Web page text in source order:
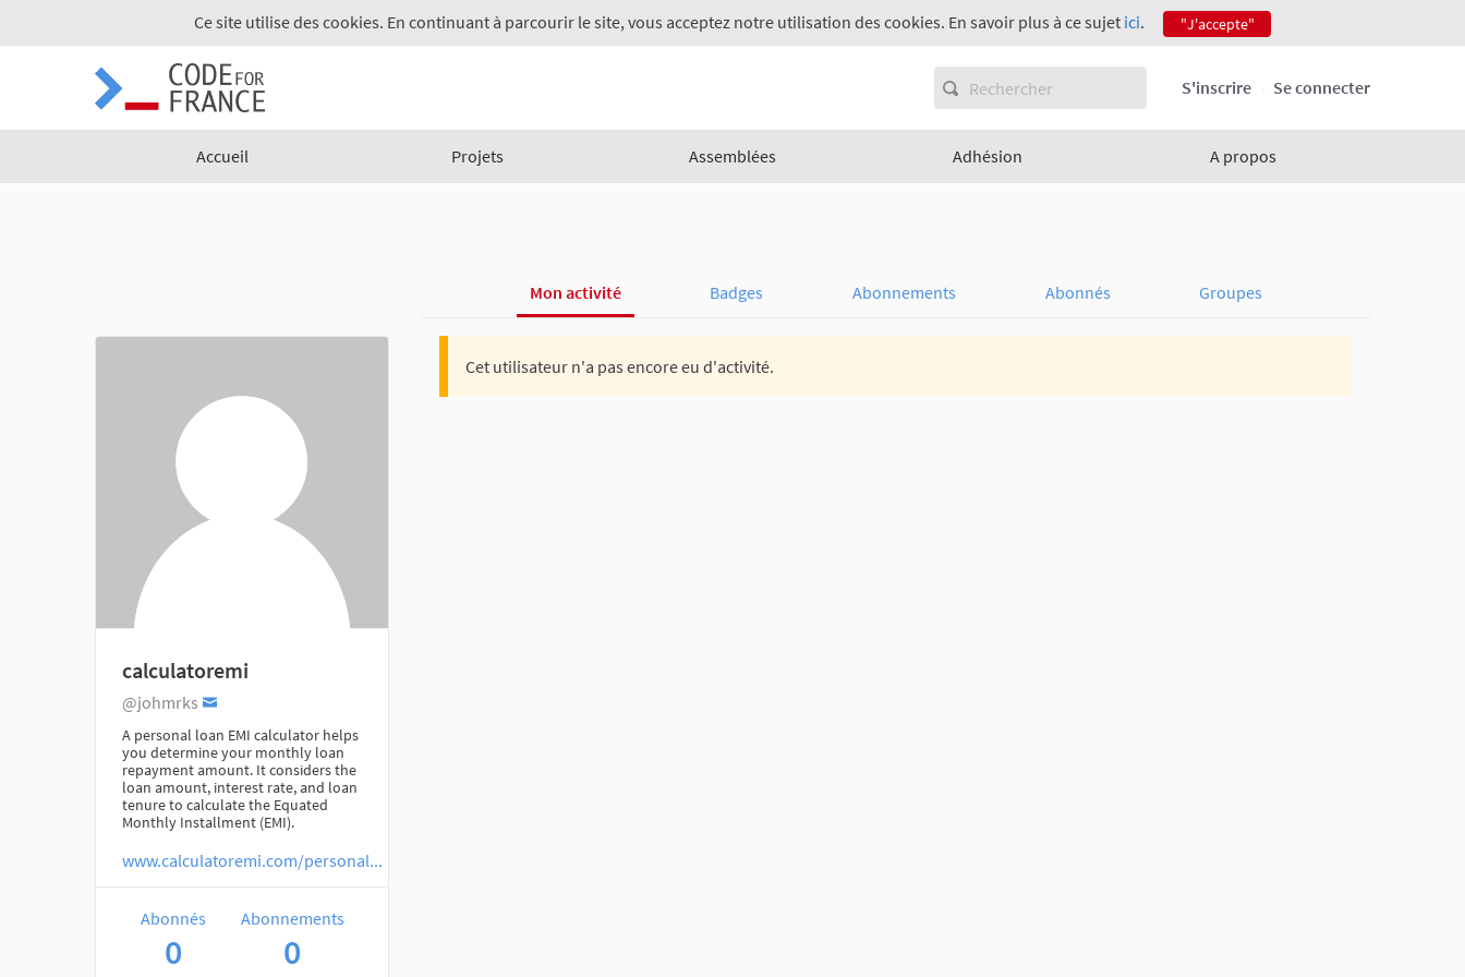
Ce site utilise des cookies. En continuant à parcourir le site, vous acceptez notre utilisation des cookies. En savoir plus à ce sujet ici. "J'accepte"
S'inscrire Se connecter
Accueil Projets Assemblées Adhésion A propos
Mon activité Badges Abonnements Abonnés Groupes
calculatoremi
@johmrks
A personal loan EMI calculator helps
you determine your monthly loan
repayment amount. It considers the
loan amount, interest rate, and loan
tenure to calculate the Equated
Monthly Installment (EMI).
www.calculatoremi.com/personal...
Abonnés
0
Abonnements
0
Cet utilisateur n'a pas encore eu d'activité.